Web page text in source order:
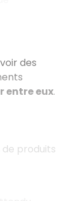
des
entre eux.
produits